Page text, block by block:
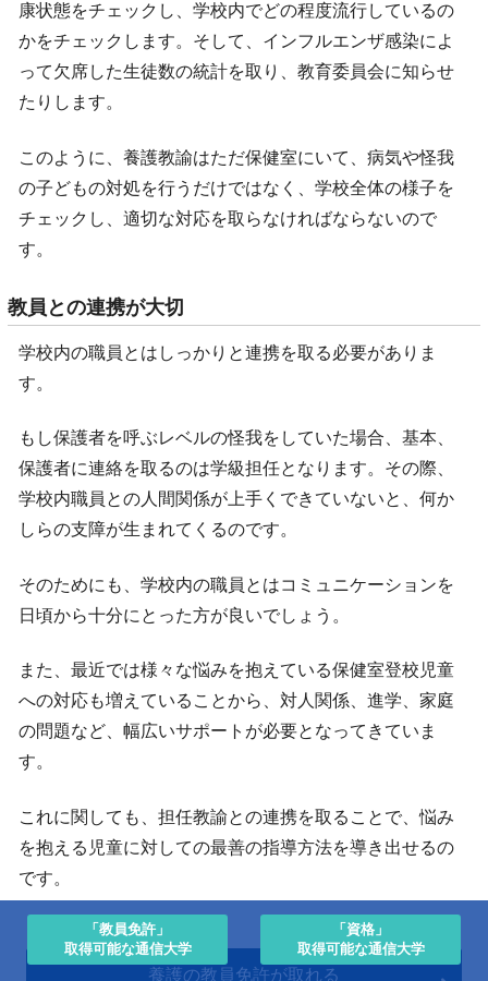
康状態をチェックし、学校内でどの程度流行しているの
かをチェックします。そして、インフルエンザ感染によ
って欠席した生徒数の統計を取り、教育委員会に知らせ
たりします。
このように、養護教諭はただ保健室にいて、病気や怪我
の子どもの対処を行うだけではなく、学校全体の様子を
チェックし、適切な対応を取らなければならないので
す。
教員との連携が大切
学校内の職員とはしっかりと連携を取る必要がありま
す。
もし保護者を呼ぶレベルの怪我をしていた場合、基本、
保護者に連絡を取るのは学級担任となります。その際、
学校内職員との人間関係が上手くできていないと、何か
しらの支障が生まれてくるのです。
そのためにも、学校内の職員とはコミュニケーションを
日頃から十分にとった方が良いでしょう。
また、最近では様々な悩みを抱えている保健室登校児童
への対応も増えていることから、対人関係、進学、家庭
の問題など、幅広いサポートが必要となってきていま
す。
これに関しても、担任教諭との連携を取ることで、悩み
を抱える児童に対しての最善の指導方法を導き出せるの
です。
養護の教員免許が取れる
「教員免許」
取得可能な通信大学
「資格」
取得可能な通信大学